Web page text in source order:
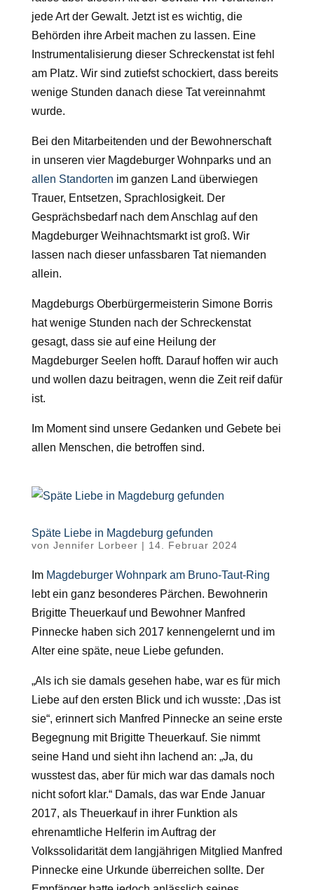
jede Art der Gewalt. Jetzt ist es wichtig, die
Behörden ihre Arbeit machen zu lassen. Eine
Instrumentalisierung dieser Schreckenstat ist fehl
am Platz. Wir sind zutiefst schockiert, dass bereits
wenige Stunden danach diese Tat vereinnahmt
wurde.
Bei den Mitarbeitenden und der Bewohnerschaft
in unseren vier Magdeburger Wohnparks und an
allen Standorten im ganzen Land überwiegen
Trauer, Entsetzen, Sprachlosigkeit. Der
Gesprächsbedarf nach dem Anschlag auf den
Magdeburger Weihnachtsmarkt ist groß. Wir
lassen nach dieser unfassbaren Tat niemanden
allein.
Magdeburgs Oberbürgermeisterin Simone Borris
hat wenige Stunden nach der Schreckenstat
gesagt, dass sie auf eine Heilung der
Magdeburger Seelen hofft. Darauf hoffen wir auch
und wollen dazu beitragen, wenn die Zeit reif dafür
ist.
Im Moment sind unsere Gedanken und Gebete bei
allen Menschen, die betroffen sind.
Späte Liebe in Magdeburg gefunden
von Jennifer Lorbeer | 14. Februar 2024
Im Magdeburger Wohnpark am Bruno-Taut-Ring
lebt ein ganz besonderes Pärchen. Bewohnerin
Brigitte Theuerkauf und Bewohner Manfred
Pinnecke haben sich 2017 kennengelernt und im
Alter eine späte, neue Liebe gefunden.
„Als ich sie damals gesehen habe, war es für mich
Liebe auf den ersten Blick und ich wusste: ‚Das ist
sie“, erinnert sich Manfred Pinnecke an seine erste
Begegnung mit Brigitte Theuerkauf. Sie nimmt
seine Hand und sieht ihn lachend an: „Ja, du
wusstest das, aber für mich war das damals noch
nicht sofort klar.“ Damals, das war Ende Januar
2017, als Theuerkauf in ihrer Funktion als
ehrenamtliche Helferin im Auftrag der
Volkssolidarität dem langjährigen Mitglied Manfred
Pinnecke eine Urkunde überreichen sollte. Der